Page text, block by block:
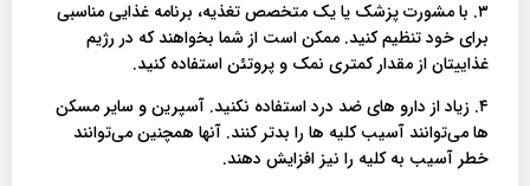
۳. با مشورت پزشک یا یک متخصص تغذیه، برنامه غذایی مناسبی
برای خود تنظیم کنید. ممکن است از شما بخواهند که در رژیم
غذاییتان از مقدار کمتری نمک و پروتئن استفاده کنید.
۴. زیاد از دارو های ضد درد استفاده نکنید. آسپرین و سایر مسکن
ها می‌توانند آسیب کلیه ها را بدتر کنند. آنها همچنین می‌توانند
خطر آسیب به کلیه را نیز افزایش دهند.